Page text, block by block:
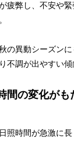
疲弊し、不安や
の異動シーズン
不調が出やすい傾
間の変化がも
照時間が急激に